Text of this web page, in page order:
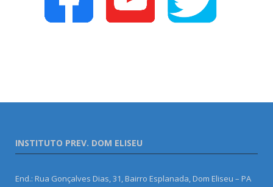
INSTITUTO PREV. DOM ELISEU
End.: Rua Gonçalves Dias, 31, Bairro Esplanada, Dom Eliseu – PA